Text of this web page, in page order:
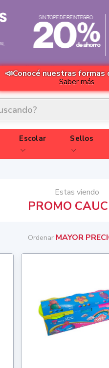
📣Conocé nuestras formas
Saber más
Escolar Sellos
Estas viendo
PROMO
Ordenar MAYOR